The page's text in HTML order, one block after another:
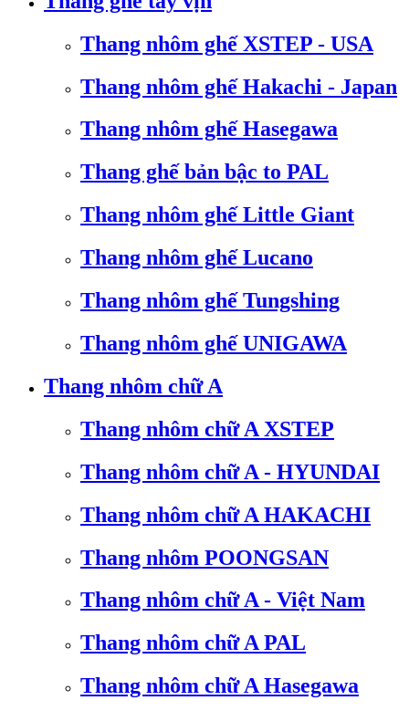
Thang nhôm ghế XSTEP - USA
Thang nhôm ghế Hakachi - Japan
Thang nhôm ghế Hasegawa
Thang ghế bản bậc to PAL
Thang nhôm ghế Little Giant
Thang nhôm ghế Lucano
Thang nhôm ghế Tungshing
Thang nhôm ghế UNIGAWA
Thang nhôm chữ A
Thang nhôm chữ A XSTEP
Thang nhôm chữ A - HYUNDAI
Thang nhôm chữ A HAKACHI
Thang nhôm POONGSAN
Thang nhôm chữ A - Việt Nam
Thang nhôm chữ A PAL
Thang nhôm chữ A Hasegawa